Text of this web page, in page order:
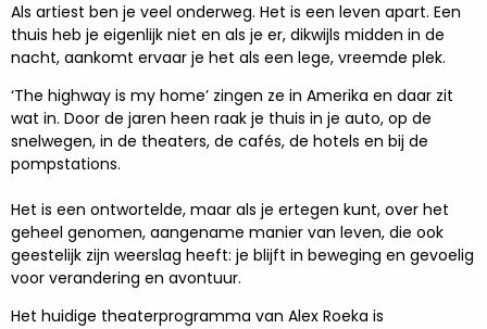
Als artiest ben je veel onderweg. Het is een leven apart. Een
thuis heb je eigenlijk niet en als je er, dikwijls midden in de
nacht, aankomt ervaar je het als een lege, vreemde plek.
‘The highway is my home’ zingen ze in Amerika en daar zit
wat in. Door de jaren heen raak je thuis in je auto, op de
snelwegen, in de theaters, de cafés, de hotels en bij de
pompstations.
Het is een ontwortelde, maar als je ertegen kunt, over het
geheel genomen, aangename manier van leven, die ook
geestelijk zijn weerslag heeft: je blijft in beweging en gevoelig
voor verandering en avontuur.
Het huidige theaterprogramma van Alex Roeka is